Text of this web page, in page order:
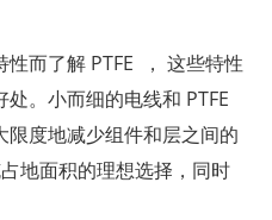
而了解 PTFE ， 这些特性
。小而细的电线和 PTFE
度地减少组件和层之间的
地面积的理想选择，同时